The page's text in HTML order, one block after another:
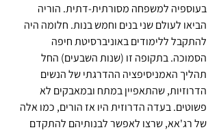
בעוספיה למשפחה מסורתית-דתית. הוריה
הביאו לעולם שני בנים וחמש בנות. חלומה היה
להתקבל ללימודים באוניברסיטת חיפה
הסמוכה. בתקופה זו (שנות השבעים) החל
תהליך האמניסיפציה ההדרגתי של הנשים
הדרוזיות, שהתאפיין במתח ובמאבקים לא
פשוטים. בעדה הדרוזית היו אז הורים, כמו אלה
של רג'אא, שרצו לאפשר לבנותיהם להתקדם